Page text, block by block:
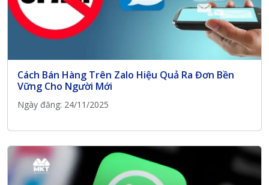
Cách Bán Hàng Trên Zalo Hiệu Quả Ra Đơn Bền
Vững Cho Người Mới
Ngày đăng: 24/11/2025